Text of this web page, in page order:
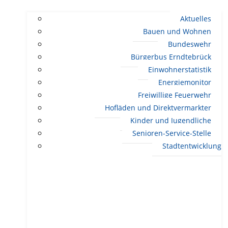
Aktuelles
Bauen und Wohnen
Bundeswehr
Bürgerbus Erndtebrück
Einwohnerstatistik
Energiemonitor
Freiwillige Feuerwehr
Hofläden und Direktvermarkter
Kinder und Jugendliche
Senioren-Service-Stelle
Stadtentwicklung